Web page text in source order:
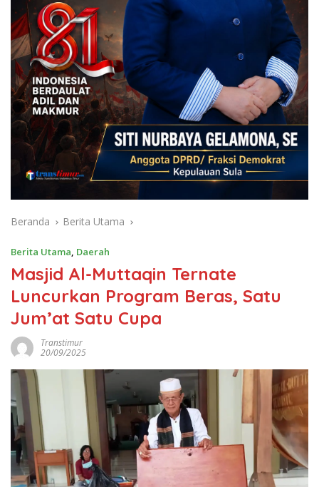
Beranda Berita Utama
Berita Utama, Daerah
Masjid Al-Muttaqin Ternate
Luncurkan Program Beras, Satu
Jum’at Satu Cupa
Transtimur
20/09/2025